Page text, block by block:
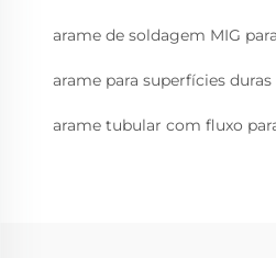
arame de soldagem MIG
arame para superfícies
arame tubular com fluxo